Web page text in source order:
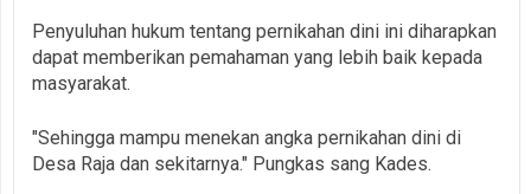
Penyuluhan hukum tentang pernikahan dini ini diharapkan
dapat memberikan pemahaman yang lebih baik kepada
masyarakat.
"Sehingga mampu menekan angka pernikahan dini di
Desa Raja dan sekitarnya." Pungkas sang Kades.